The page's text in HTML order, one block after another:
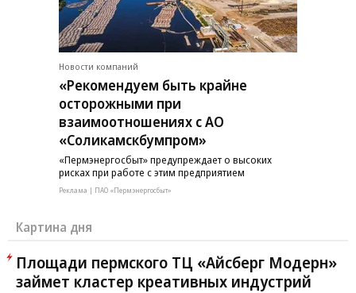
Новости компаний
«Рекомендуем быть крайне
осторожными при
взаимоотношениях с АО
«Соликамскбумпром»
«Пермэнергосбыт» предупреждает о высоких
рисках при работе с этим предприятием
Реклама | ПАО «Пермэнергосбыт»
Картина дня
Площади пермского ТЦ «Айсберг Модерн»
займет кластер креативных индустрий